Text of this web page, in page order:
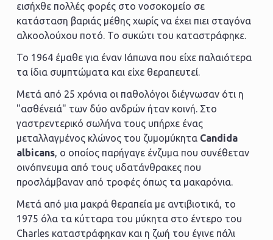
εισήχθε πολλές φορές στο νοσοκομείο σε
κατάσταση βαριάς μέθης χωρίς να έχει πιει σταγόνα
αλκοολούχου ποτό. Το συκώτι του καταστράφηκε.
Το 1964 έμαθε για έναν Ιάπωνα που είχε παλαιότερα
τα ίδια συμπτώματα και είχε θεραπευτεί.
Μετά από 25 χρόνια οι παθολόγοι διέγνωσαν ότι η
"ασθένειά" των δύο ανδρών ήταν κοινή. Στο
γαστρεντερικό σωλήνα τους υπήρχε ένας
μεταλλαγμένος κλώνος του ζυμομύκητα Candida
albicans, o οποίος παρήγαγε ένζυμα που συνέθεταν
οινόπνευμα από τους υδατάνθρακες που
προσλάμβαναν από τροφές όπως τα μακαρόνια.
Μετά από μια μακρά θεραπεία με αντιβιοτικά, το
1975 όλα τα κύτταρα του μύκητα στο έντερο του
Charles καταστράφηκαν και η ζωή του έγινε πάλι